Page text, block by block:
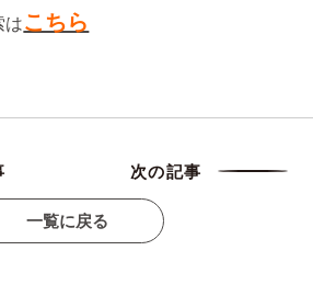
はこちら
次の記事
一覧に戻る